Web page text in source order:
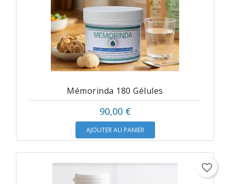
Mémorinda 180 Gélules
90,00 €
AJOUTER AU PANIER
favorite_border